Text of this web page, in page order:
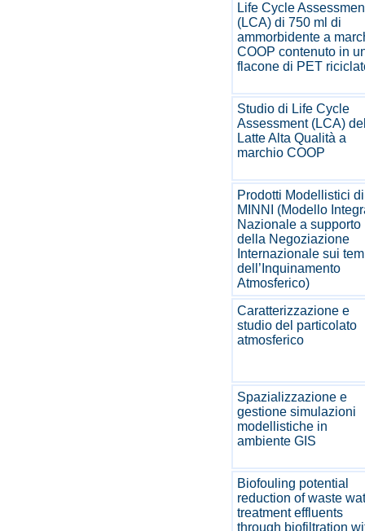
Life Cycle
(LCA) di 750 ml di
ammorbidente a
COOP contenuto in
flacone di PET
Studio di Life Cycle
Assessment (LCA)
Latte Alta Qualità a
marchio COOP
Prodotti Modellistici di
MINNI (Modello
Nazionale a supporto
della Negoziazione
Internazionale sui
dell’Inquinamento
Atmosferico)
Caratterizzazione e
studio del particolato
atmosferico
Spazializzazione e
gestione simulazioni
modellistiche in
ambiente GIS
Biofouling potential
reduction of waste
treatment effluents
through biofiltration